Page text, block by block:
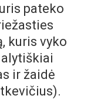
pateko
kuris vyko
ir žaidė